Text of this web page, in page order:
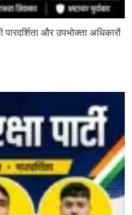
पारदर्शिता और उपभोक्ता अधिकारों